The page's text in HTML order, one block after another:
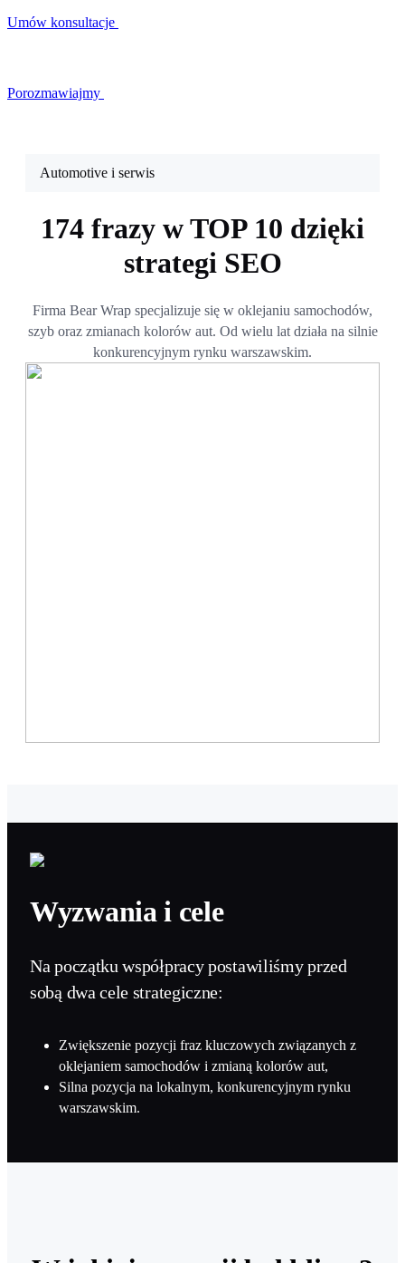
Umów konsultacje
Porozmawiajmy
Automotive i serwis
174 frazy w TOP 10 dzięki
strategi SEO
Firma Bear Wrap specjalizuje się w oklejaniu samochodów,
szyb oraz zmianach kolorów aut. Od wielu lat działa na silnie
konkurencyjnym rynku warszawskim.
Wyzwania i cele
Na początku współpracy postawiliśmy przed
sobą dwa cele strategiczne:
Zwiększenie pozycji fraz kluczowych związanych z
oklejaniem samochodów i zmianą kolorów aut,
Silna pozycja na lokalnym, konkurencyjnym rynku
warszawskim.